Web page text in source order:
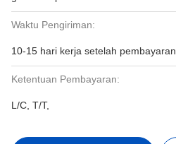
Waktu Pengiriman:
10-15 hari kerja setelah pembayaran
Ketentuan Pembayaran:
L/C, T/T,